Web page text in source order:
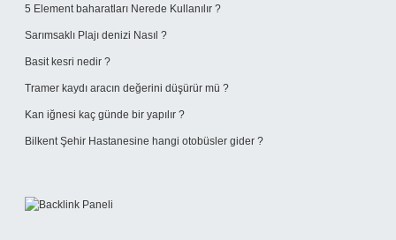
5 Element baharatları Nerede Kullanılır ?
Sarımsaklı Plajı denizi Nasıl ?
Basit kesri nedir ?
Tramer kaydı aracın değerini düşürür mü ?
Kan iğnesi kaç günde bir yapılır ?
Bilkent Şehir Hastanesine hangi otobüsler gider ?